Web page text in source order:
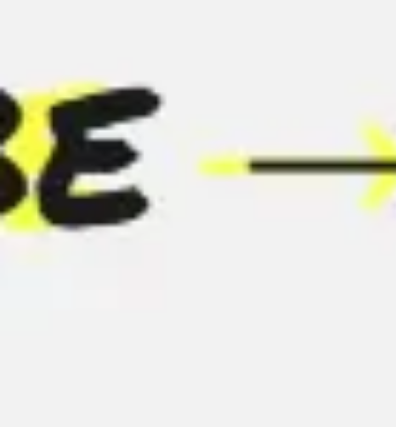
Reuniões e workshops